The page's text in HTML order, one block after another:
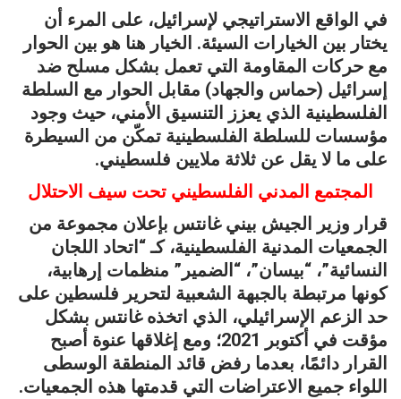
في الواقع الاستراتيجي لإسرائيل، على المرء أن
يختار بين الخيارات السيئة. الخيار هنا هو بين الحوار
مع حركات المقاومة التي تعمل بشكل مسلح ضد
إسرائيل (حماس والجهاد) مقابل الحوار مع السلطة
الفلسطينية الذي يعزز التنسيق الأمني، حيث وجود
مؤسسات للسلطة الفلسطينية تمكّن من السيطرة
على ما لا يقل عن ثلاثة ملايين فلسطيني.
المجتمع المدني الفلسطيني تحت سيف الاحتلال
قرار وزير الجيش بيني غانتس بإعلان مجموعة من
الجمعيات المدنية الفلسطينية، كـ “اتحاد اللجان
النسائية”، “بيسان”، “الضمير” منظمات إرهابية،
كونها مرتبطة بالجبهة الشعبية لتحرير فلسطين على
حد الزعم الإسرائيلي، الذي اتخذه غانتس بشكل
مؤقت في أكتوبر 2021؛ ومع إغلاقها عنوة أصبح
القرار دائمًا، بعدما رفض قائد المنطقة الوسطى
اللواء جميع الاعتراضات التي قدمتها هذه الجمعيات.